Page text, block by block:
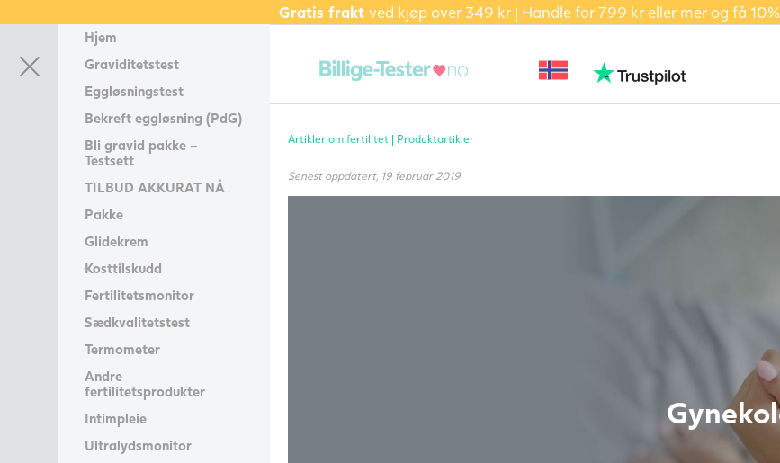
Gratis frakt ved kjøp over 349 kr | Handle for 799 kr eller mer og få
Hjem
Graviditetstest
Eggløsningstest
Bekreft eggløsning (PdG)
Bli gravid pakke –
Testsett
TILBUD AKKURAT NÅ
Pakke
Glidekrem
Kosttilskudd
Fertilitetsmonitor
Sædkvalitetstest
Termometer
Andre
fertilitetsprodukter
Intimpleie
Ultralydsmonitor
Artikler om fertilitet | Produktartikler
Senest oppdatert, 19 februar 2019